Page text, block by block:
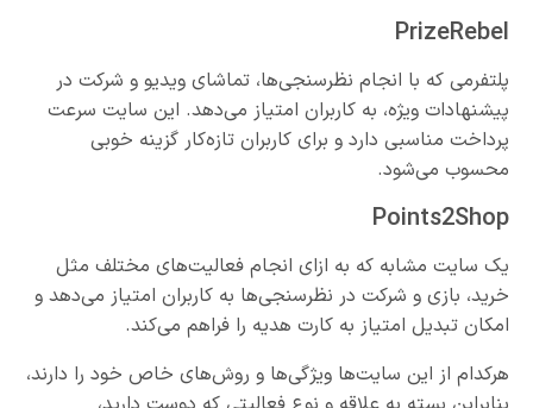
PrizeRebel
پلتفرمی که با انجام نظرسنجی‌ها، تماشای ویدیو و شرکت در
پیشنهادات ویژه، به کاربران امتیاز می‌دهد. این سایت سرعت
پرداخت مناسبی دارد و برای کاربران تازه‌کار گزینه خوبی
محسوب می‌شود.
Points2Shop
یک سایت مشابه که به ازای انجام فعالیت‌های مختلف مثل
خرید، بازی و شرکت در نظرسنجی‌ها به کاربران امتیاز می‌دهد و
امکان تبدیل امتیاز به کارت هدیه را فراهم می‌کند.
هرکدام از این سایت‌ها ویژگی‌ها و روش‌های خاص خود را دارند،